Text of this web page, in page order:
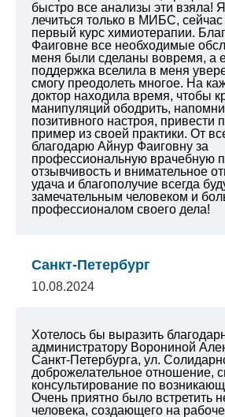
быстро все анализы эти взяла!
лечиться только в МИБС,
первый курс химиотерапии.
Фаиговне все необходимые
меня были сделаны вовремя, а
поддержка вселила в меня
смогу преодолеть многое. На
доктор находила время, чтобы
манипуляций ободрить,
позитивного настроя, привести
пример из своей практики. От
благодарю Айнур Фаиговну за
профессиональную врачебную
отзывчивость и внимательное
удача и благополучие всегда
замечательным человеком и
профессионалом своего дела!
Санкт-Петербург
10.08.2024
Хотелось бы выразить
администратору Ворониной
Санкт-Петербурга, ул.
доброжелательное отношение,
консультирование по
Очень приятно было встретить
человека, создающего на